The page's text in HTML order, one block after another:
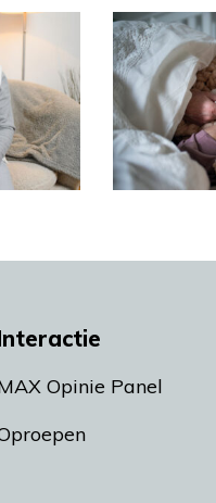
Opinie Panel